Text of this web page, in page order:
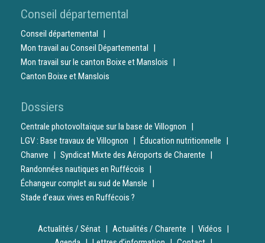
Conseil départemental
Conseil départemental
Mon travail au Conseil Départemental
Mon travail sur le canton Boixe et Manslois
Canton Boixe et Manslois
Dossiers
Centrale photovoltaïque sur la base de Villognon
LGV : Base travaux de Villognon
Éducation nutritionnelle
Chanvre
Syndicat Mixte des Aéroports de Charente
Randonnées nautiques en Ruffécois
Échangeur complet au sud de Mansle
Stade d’eaux vives en Ruffécois ?
Actualités / Sénat Actualités / Charente
Vidéos